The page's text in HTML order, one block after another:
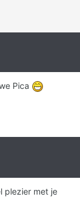
Pica
plezier met je